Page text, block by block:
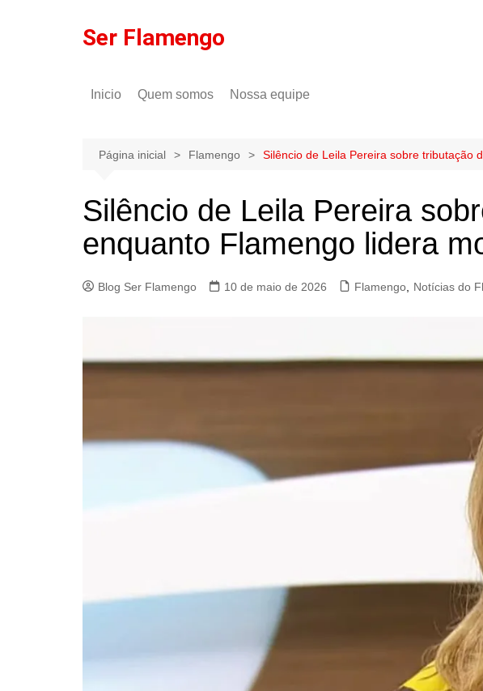
Ser Flamengo
Inicio Quem somos
Política de privacidade
Nossa equipe
Gilson Lima
Página inicial Flamengo Silêncio de Leila Pereira sobre tributação
Silêncio de Leila Pereira
enquanto Flamengo lidera
Blog Ser Flamengo 10 de maio de 2026 Flamengo Notícias do